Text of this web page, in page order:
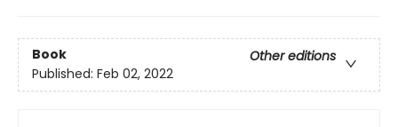
Book
Other editions
Published: Feb 02, 2022